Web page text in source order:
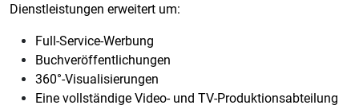
Dienstleistungen erweitert um:
Full-Service-Werbung
Buchveröffentlichungen
360°-Visualisierungen
Eine vollständige Video- und TV-Produktionsabteilung